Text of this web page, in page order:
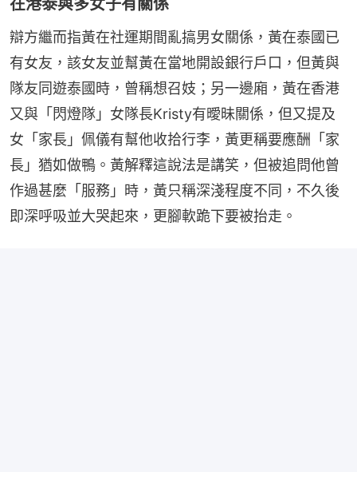
在港泰與多女子有關係
辯方繼而指黃在社運期間亂搞男女關係，黃在泰國已
有女友，該女友並幫黃在當地開設銀行戶口，但黃與
隊友同遊泰國時，曾稱想召妓；另一邊廂，黃在香港
又與「閃燈隊」女隊長Kristy有曖昧關係，但又提及
女「家長」佩儀有幫他收拾行李，黃更稱要應酬「家
長」猶如做鴨。黃解釋這說法是講笑，但被追問他曾
作過甚麼「服務」時，黃只稱深淺程度不同，不久後
即深呼吸並大哭起來，更腳軟跪下要被抬走。